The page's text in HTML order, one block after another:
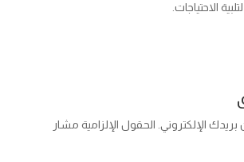
الاحتياجات.
الإلكتروني. الحقول الإلزامية مشار